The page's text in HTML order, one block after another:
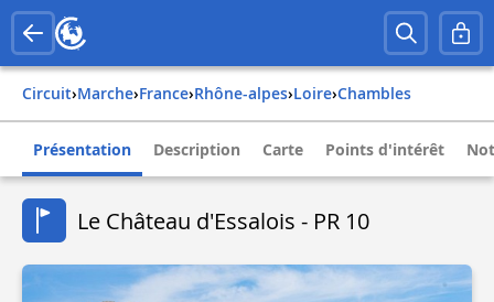
Circuit› Marche› france› rhône-alpes› loire› chambles
Présentation Description Carte Points d'intérêt
Le Château d'Essalois - PR 10